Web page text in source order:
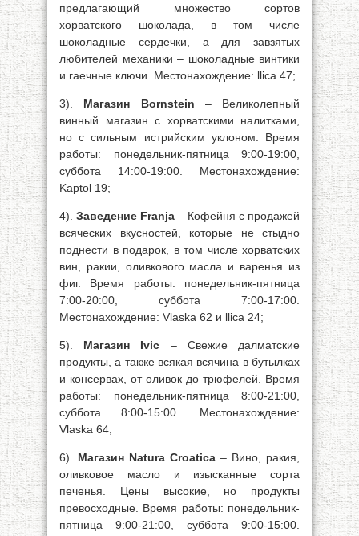
предлагающий множество сортов
хорватского шоколада, в том числе
шоколадные сердечки, а для завзятых
любителей механики – шоколадные винтики
и гаечные ключи. Местонахождение: llica 47;
3). Магазин Bornstein – Великолепный
винный магазин с хорватскими налитками,
но с сильным истрийским уклоном. Время
работы: понедельник-пятница 9:00-19:00,
суббота 14:00-19:00. Местонахождение:
Kaptol 19;
4). Заведение Franja – Кофейня с продажей
всяческих вкусностей, которые не стыдно
поднести в подарок, в том числе хорватских
вин, ракии, оливкового масла и варенья из
фиг. Время работы: понедельник-пятница
7:00-20:00, суббота 7:00-17:00.
Местонахождение: Vlaska 62 и llica 24;
5). Магазин Ivic – Свежие далматские
продукты, а также всякая всячина в бутылках
и консервах, от оливок до трюфелей. Время
работы: понедельник-пятница 8:00-21:00,
суббота 8:00-15:00. Местонахождение:
Vlaska 64;
6). Магазин Natura Croatica – Вино, ракия,
оливковое масло и изысканные сорта
печенья. Цены высокие, но продукты
превосходные. Время работы: понедельник-
пятница 9:00-21:00, суббота 9:00-15:00.